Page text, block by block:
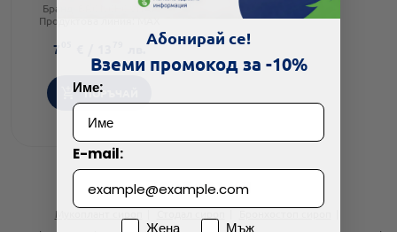
Бранд:
BRONCHOVITAL
Продуктова линия:
сироп
7
ПОРЪЧАЙ
Препоръки
Мукоплант сироп
Абонирай се!
Вземи промокод за -10%
Име:
E-mail:
Пол